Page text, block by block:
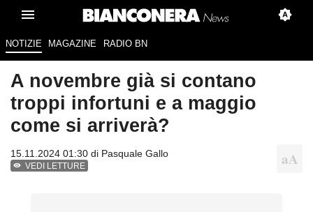
NOTIZIE MAGAZINE RADIO BN
A novembre già si contano
troppi infortuni e a maggio
come si arriverà?
15.11.2024 01:30 di Pasquale Gallo
VEDI LETTURE